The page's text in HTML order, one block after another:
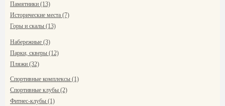
Памятники (13)
Исторические места (7)
Горы и скалы (13)
Набережные (3)
Парки, скверы (12)
Пляжи (32)
Спортивные комплексы (1)
Спортивные клубы (2)
Фитнес-клубы (1)